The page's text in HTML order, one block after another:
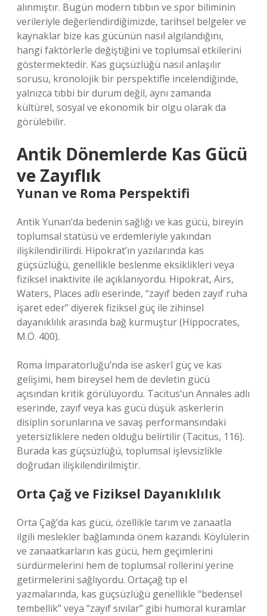
alınmıştır. Bugün modern tıbbın ve spor biliminin
verileriyle değerlendirdiğimizde, tarihsel belgeler ve
kaynaklar bize kas gücünün nasıl algılandığını,
hangi faktörlerle değiştiğini ve toplumsal etkilerini
göstermektedir. Kas güçsüzlüğü nasıl anlaşılır
sorusu, kronolojik bir perspektifle incelendiğinde,
yalnızca tıbbi bir durum değil, aynı zamanda
kültürel, sosyal ve ekonomik bir olgu olarak da
görülebilir.
Antik Dönemlerde Kas Gücü
ve Zayıflık
Yunan ve Roma Perspektifi
Antik Yunan’da bedenin sağlığı ve kas gücü, bireyin
toplumsal statüsü ve erdemleriyle yakından
ilişkilendirilirdi. Hipokrat’ın yazılarında kas
güçsüzlüğü, genellikle beslenme eksiklikleri veya
fiziksel inaktivite ile açıklanıyordu. Hipokrat, Airs,
Waters, Places adlı eserinde, “zayıf beden zayıf ruha
işaret eder” diyerek fiziksel güç ile zihinsel
dayanıklılık arasında bağ kurmuştur (Hippocrates,
M.Ö. 400).
Roma İmparatorluğu’nda ise askerî güç ve kas
gelişimi, hem bireysel hem de devletin gücü
açısından kritik görülüyordu. Tacitus’un Annales adlı
eserinde, zayıf veya kas gücü düşük askerlerin
disiplin sorunlarına ve savaş performansındaki
yetersizliklere neden olduğu belirtilir (Tacitus, 116).
Burada kas güçsüzlüğü, toplumsal işlevsizlikle
doğrudan ilişkilendirilmiştir.
Orta Çağ ve Fiziksel Dayanıklılık
Orta Çağ’da kas gücü, özellikle tarım ve zanaatla
ilgili meslekler bağlamında önem kazandı. Köylülerin
ve zanaatkarların kas gücü, hem geçimlerini
sürdürmelerini hem de toplumsal rollerini yerine
getirmelerini sağlıyordu. Ortaçağ tıp el
yazmalarında, kas güçsüzlüğü genellikle “bedensel
tembellik” veya “zayıf sıvılar” gibi humoral kuramlar